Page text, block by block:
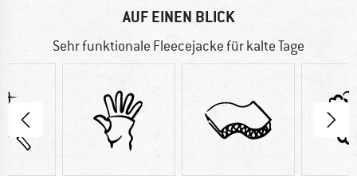
AUF EINEN BLICK
Sehr funktionale Fleecejacke für kalte Tage